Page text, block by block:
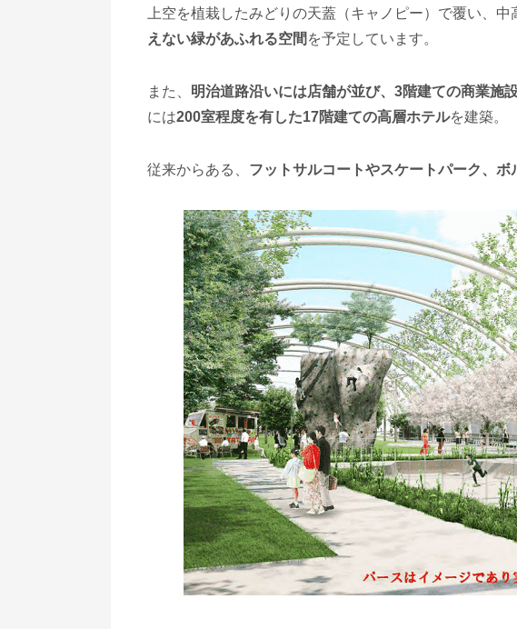
上空を植栽したみどりの天蓋（キャノピー）で覆い、中
えない緑があふれる空間 を予定しています。
また、 明治道路沿いには店舗が並び、3階建ての商業施
には200室程度を有した17階建ての高層ホテルを建築。
従来からある、 フットサルコートやスケートパーク、ボ